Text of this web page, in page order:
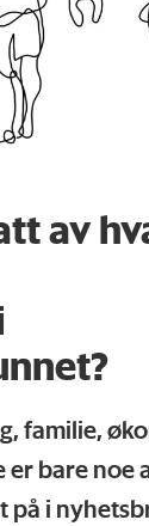
av
familie,
er bare noe
på i